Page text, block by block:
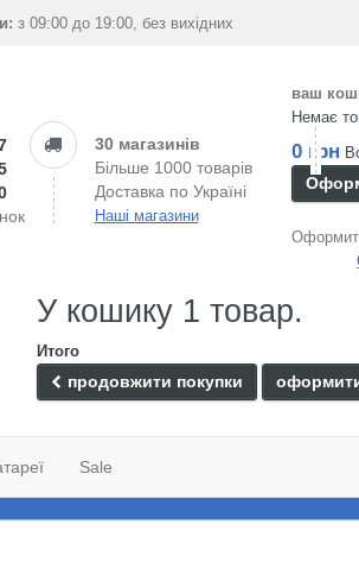
з 09:00 до 19:00, без вихідних
30 магазинів
Більше 1000 товарів
Доставка по Україні
Наші магазини
ваш
Немає
0 грн
У кошику 1 товар.
Итого
продовжити покупки
Sale